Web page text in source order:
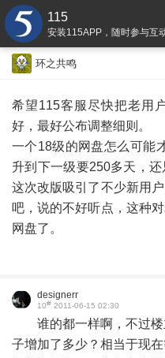
115
安装115APP，随时参与互
环之共鸣
希望115客服尽快把老用
好，最好公布调整细则。
一个18级的网盘怎么可能
升到下一级要250多天，
这次改版吸引了不少新用
吧，说的不好听点，这种
网盘了。
designerr
10# 2011-06-15 02:30
谁的都一样啊，不过
子增加了多少？相当于现